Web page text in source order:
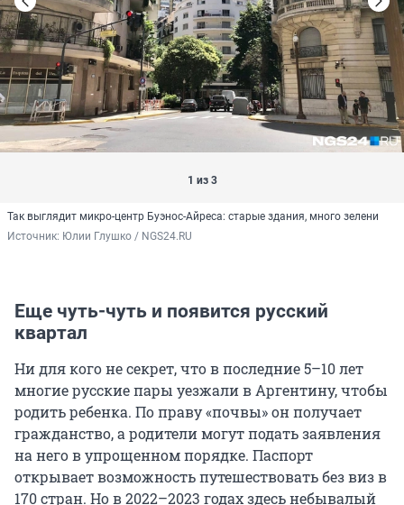
1 из 3
Так выглядит микро-центр Буэнос-Айреса: старые здания, много зелени
Источник: Юлии Глушко / NGS24.RU
Еще чуть-чуть и появится русский
квартал
Ни для кого не секрет, что в последние 5–10 лет
многие русские пары уезжали в Аргентину, чтобы
родить ребенка. По праву «почвы» он получает
гражданство, а родители могут подать заявления
на него в упрощенном порядке. Паспорт
открывает возможность путешествовать без виз в
170 стран. Но в 2022–2023 годах здесь небывалый